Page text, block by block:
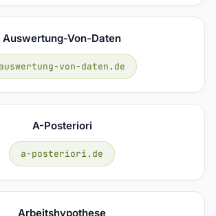
Auswertung-Von-Daten
auswertung-von-daten.de
A-Posteriori
a-posteriori.de
Arbeitshypothese